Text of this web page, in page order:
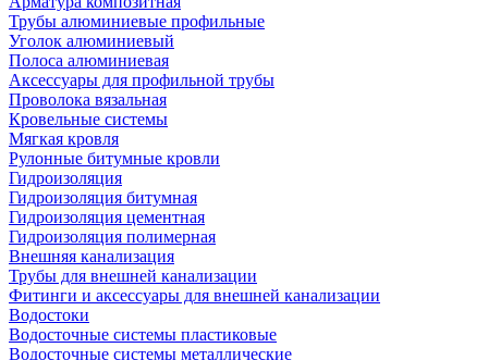
Трубы алюминиевые профильные
Уголок алюминиевый
Полоса алюминиевая
Аксессуары для профильной трубы
Проволока вязальная
Кровельные системы
Мягкая кровля
Рулонные битумные кровли
Гидроизоляция
Гидроизоляция битумная
Гидроизоляция цементная
Гидроизоляция полимерная
Внешняя канализация
Трубы для внешней канализации
Фитинги и аксессуары для внешней канализации
Водостоки
Водосточные системы пластиковые
Водосточные системы металлические